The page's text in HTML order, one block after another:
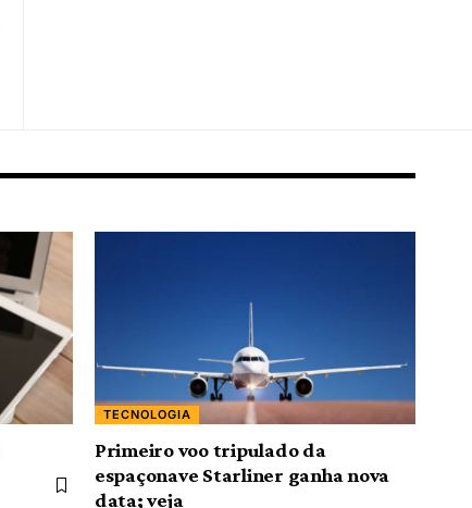
TECNOLOGIA
Primeiro voo tripulado da
espaçonave Starliner ganha nova
data; veja